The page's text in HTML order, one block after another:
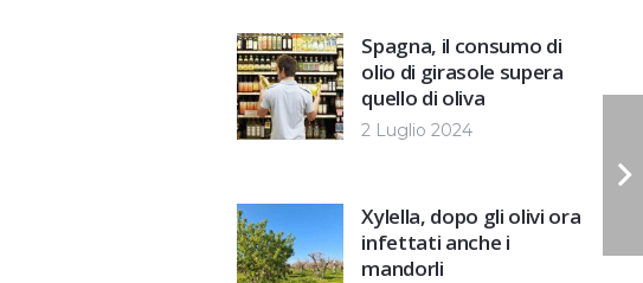
Spagna, il consumo di
olio di girasole supera
quello di oliva
2 Luglio 2024
Xylella, dopo gli olivi ora
infettati anche i
mandorli